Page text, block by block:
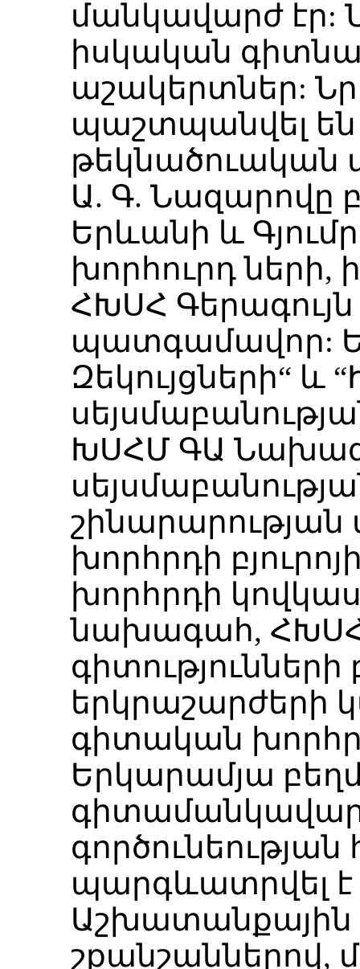
մանկավարժ էր:
իսկական
աշակերտներ:
պաշտպանվել
թեկնածուական
Ա. Գ. Նազարովը
Երևանի և
խորհուրդ ների,
ՀԽՍՀ
պատգամավոր:
Զեկույցների“ և
ԽՍՀՄ ԳԱ
խորհրդի
խորհրդի
նախագահ, ՀԽՍՀ
երկրաշարժերի
գիտական
Երկարամյա
պարգևատրվել է
Աշխատանքային
շքանշաններով,